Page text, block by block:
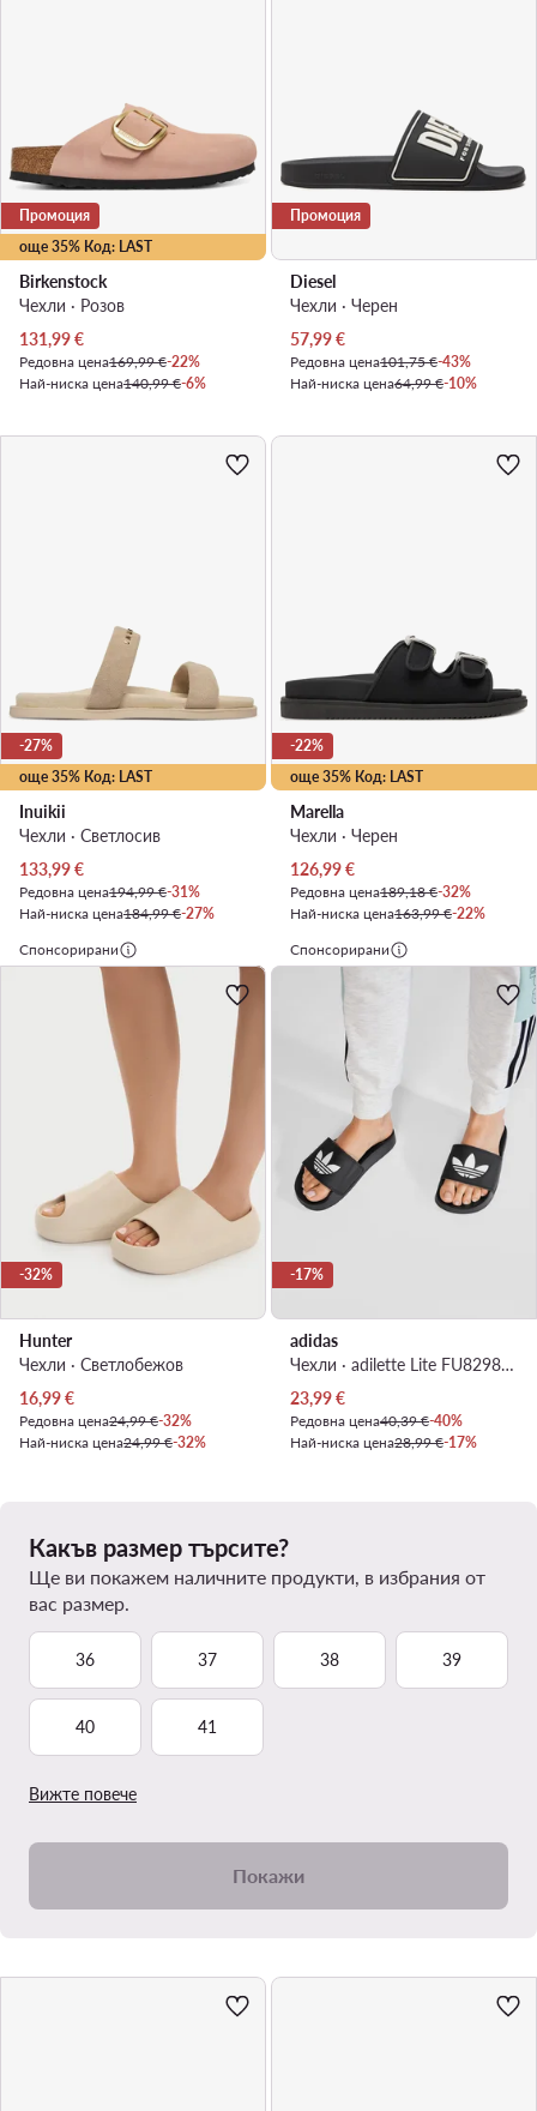
още 35% Код: LAST
Промоция
Birkenstock
Чехли · Розов
Актуална цена
131,99€
Редовна цена169,99 €-22%
Най-ниска цена140,99 €-6%
Промоция
Diesel
Чехли · Черен
Актуална цена
57,99€
Редовна цена101,75 €-43%
Най-ниска цена64,99 €-10%
още 35% Код: LAST
-27%
Inuikii
Чехли · Светлосив
Актуална цена
133,99€
Редовна цена194,99 €-31%
Най-ниска цена184,99 €-27%
още 35% Код: LAST
-22%
Marella
Чехли · Черен
Актуална цена
126,99€
Редовна цена189,18 €-32%
Най-ниска цена163,99 €-22%
Спонсорирани
-32%
Hunter
Чехли · Светлобежов
Актуална цена
16,99€
Редовна цена24,99 €-32%
Най-ниска цена24,99 €-32%
Спонсорирани
-17%
adidas
Чехли · adilette Lite FU8298 · Черен
Актуална цена
23,99€
Редовна цена40,39 €-40%
Най-ниска цена28,99 €-17%
Какъв размер търсите?
Ще ви покажем наличните продукти, в избрания от
вас размер.
36 37 38 39
40 41
Вижте повече
Покажи